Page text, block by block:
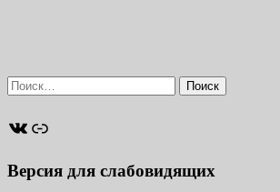
Найти:
ВКонтакте
Ссылка
Версия для слабовидящих